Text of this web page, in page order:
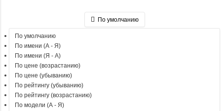
По умолчанию
По умолчанию
По имени (A - Я)
По имени (Я - A)
По цене (возрастанию)
По цене (убыванию)
По рейтингу (убыванию)
По рейтингу (возрастанию)
По модели (A - Я)